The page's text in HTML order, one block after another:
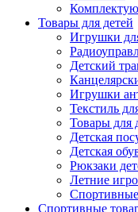
Товары для детей
Игрушки
Детский
Игрушки
Текстиль
Товары для
Детская
Детская
Рюкзаки
Летние
Спортивные